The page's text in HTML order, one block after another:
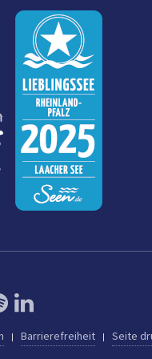
Barrierefreiheit Seite